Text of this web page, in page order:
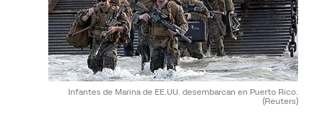
Infantes de Marina de EE.UU. desembarcan en Puerto Rico.
(Reuters)